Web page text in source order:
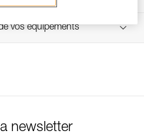
vos équipements
newsletter